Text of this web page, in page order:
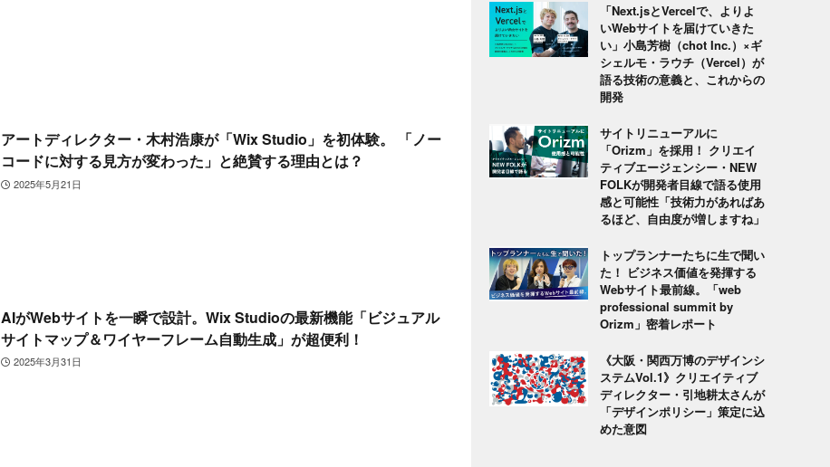
アートディレクター・木村浩康が「Wix Studio」を初体験。 「ノー
コードに対する見方が変わった」と絶賛する理由とは？
2025年5月21日
AIがWebサイトを一瞬で設計。Wix Studioの最新機能「ビジュアル
サイトマップ＆ワイヤーフレーム自動生成」が超便利！
2025年3月31日
「Next.jsとVercelで、よりよ
いWebサイトを届けていきた
い」小島芳樹（chot Inc.）×ギ
シェルモ・ラウチ（Vercel）が
語る技術の意義と、これからの
開発
サイトリニューアルに
「Orizm」を採用！ クリエイ
ティブエージェンシー・NEW
FOLKが開発者目線で語る使用
感と可能性「技術力があればあ
るほど、自由度が増しますね」
トップランナーたちに生で聞い
た！ ビジネス価値を発揮する
Webサイト最前線。「web
professional summit by
Orizm」密着レポート
《大阪・関西万博のデザインシ
ステムVol.1》クリエイティブ
ディレクター・引地耕太さんが
「デザインポリシー」策定に込
めた意図